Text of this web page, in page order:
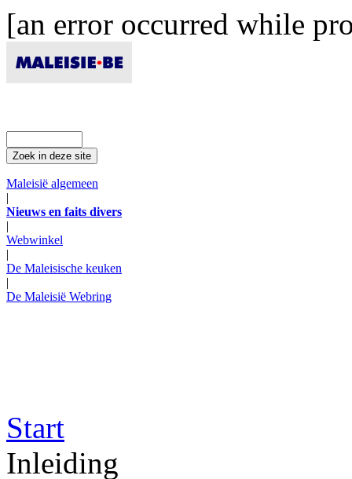
[an error occurred while
Maleisië algemeen
|
Nieuws en faits divers
|
Webwinkel
|
De Maleisische keuken
|
De Maleisië Webring
Start
Inleiding